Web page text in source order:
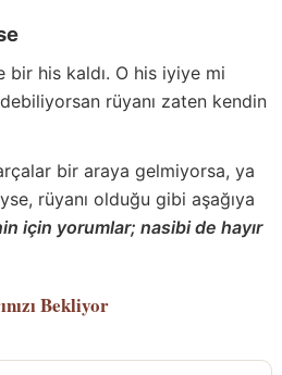
bir his kaldı. O his iyiye mi
rüyanı zaten kendin
bir araya gelmiyorsa, ya
rüyanı olduğu gibi aşağıya
için yorumlar; nasibi de hayır
Bekliyor